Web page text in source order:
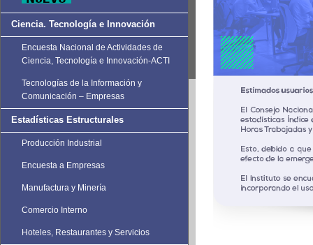
Ciencia. Tecnología e Innovación
Encuesta Nacional de Actividades de
Ciencia, Tecnología e Innovación-ACTI
Tecnologías de la Información y
Comunicación – Empresas
Estadísticas Estructurales
Producción Industrial
Encuesta a Empresas
Manufactura y Minería
Comercio Interno
Hoteles, Restaurantes y Servicios